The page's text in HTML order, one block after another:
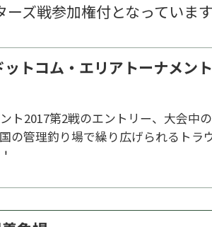
ズ戦参加権付となっています
トコム・エリアトーナメン
ト2017第2戦のエントリー、大会中
の管理釣り場で繰り広げられるトラ